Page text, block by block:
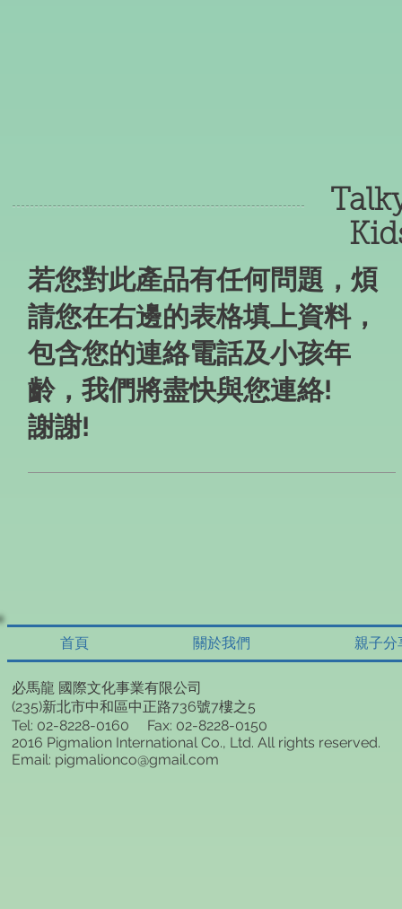
​若您對此產品有任何問題，煩
請您在右邊的表格填上資料，
包含您的連絡電話及小孩年
齡，我們將盡快與您連絡!
謝謝!
必馬龍 國際文化事業有限公司
(235)新北市中和區中正路736號7樓之5
Tel: 02-8228-0160 Fax: 02-8228-0150
2016 Pigmalion International Co., Ltd. All rights reserved.
Email: pigmalionco@gmail.com
首頁 關於我們 親子分